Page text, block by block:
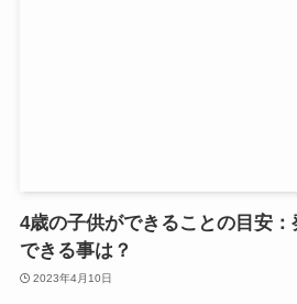
4歳の子供ができることの目安
できる事は？
2023年4月10日